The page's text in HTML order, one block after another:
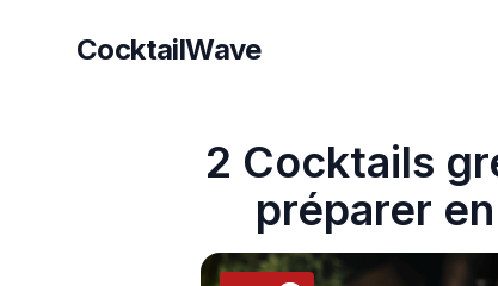
CocktailWave
CocktailWave
2 Cocktails
préparer